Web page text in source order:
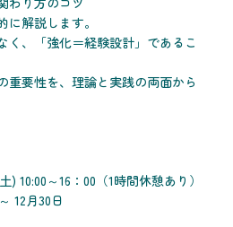
解説します。
く、「強化＝経験設計」であるこ
重要性を、理論と実践の両面から
) 10:00～16：00（1時間休憩あり）
12月30日